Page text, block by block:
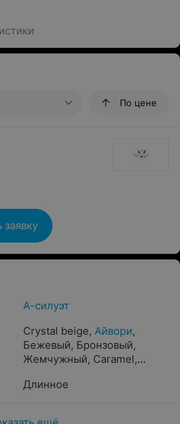
По цене
заявку
А-силуэт
Crystal beige, Айвори,
Бежевый, Бронзовый,
Жемчужный, Caramel,
Прозрачный
Кремовый
Длинное